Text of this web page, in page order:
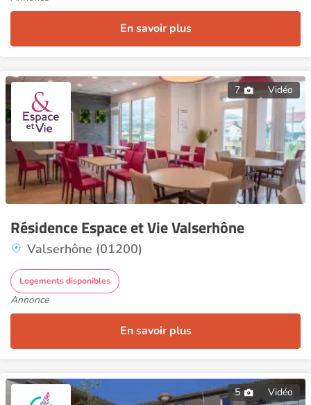
En savoir plus
7 Vidéo
Résidence Espace et Vie Valserhône
Valserhône (01200)
Logements disponibles
Annonce
En savoir plus
5 Vidéo